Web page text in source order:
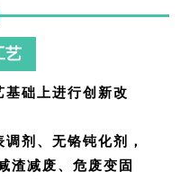
艺
础上进行创新改
剂、无铬钝化剂，
渣减废、危废变固